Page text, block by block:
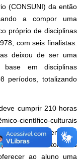
(CONSUNI) da então
a compor uma
próprio de disciplinas
com seis finalistas.
deixou de ser uma
base em disciplinas
períodos, totalizando
cumprir 210 horas
científico-culturais
acadêmico-científicas
e/ou monitoria. As
ao aluno uma